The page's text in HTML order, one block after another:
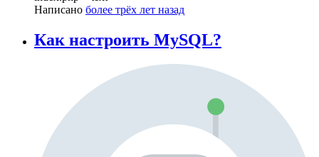
Написано более трёх лет назад
Как настроить MySQL?